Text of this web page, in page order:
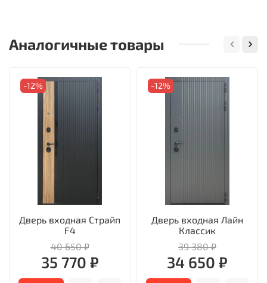
Аналогичные товары
-12%
Дверь входная Страйп
F4
40 650 ₽
35 770 ₽
-12%
Дверь входная Лайн
Классик
39 380 ₽
34 650 ₽